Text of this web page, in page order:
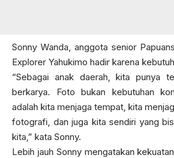
Sonny Wanda, anggota senior
Explorer Yahukimo hadir karena
“Sebagai anak daerah, kita punya
berkarya. Foto bukan kebutuhan
adalah kita menjaga tempat, kita
fotografi, dan juga kita sendiri yang
kita,” kata Sonny.
Lebih jauh Sonny mengatakan